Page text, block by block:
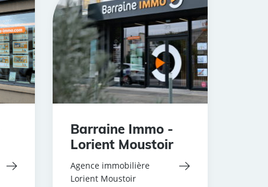
Barraine Immo -
Lorient Moustoir
Agence immobilière
Lorient Moustoir